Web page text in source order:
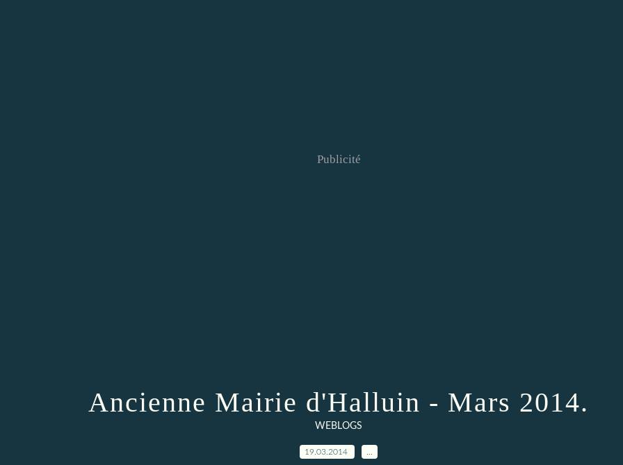
Publicité
Ancienne Mairie d'Halluin - Mars 2014.
WEBLOGS
19.03.2014